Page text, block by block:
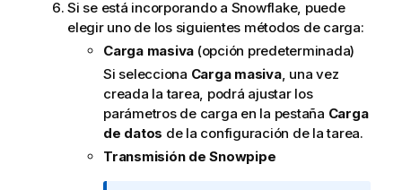
Si se está incorporando a Snowflake, puede
elegir uno de los siguientes métodos de carga:
Carga masiva (opción predeterminada)
Si selecciona Carga masiva, una vez
creada la tarea, podrá ajustar los
parámetros de carga en la pestaña Carga
de datos de la configuración de la tarea.
Transmisión de Snowpipe